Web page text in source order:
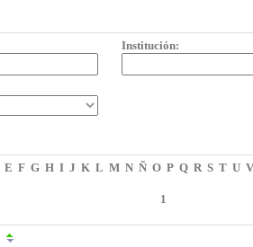
Institución:
E F G H I J K L M N Ñ O P Q R S T U V
1